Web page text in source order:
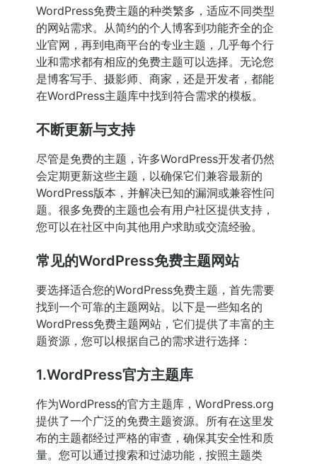
WordPress免费主题的种类繁多，适应不同类型
的网站需求。从简约的个人博客到功能齐全的企
业官网，再到电商平台的专业主题，几乎每个行
业和需求都有相应的免费主题可以选择。无论您
是博客写手、摄影师、商家，还是开发者，都能
在WordPress主题库中找到符合需求的模板。
不断更新与支持
尽管是免费的主题，许多WordPress开发者仍然
会定期更新这些主题，以确保它们兼容最新的
WordPress版本，并解决已知的漏洞或兼容性问
题。很多免费的主题也会有用户社区提供支持，
您可以在社区中向其他用户求助或交流经验。
常见的WordPress免费主题网站
要选择适合您的WordPress免费主题，首先需要
找到一个可靠的主题网站。以下是一些知名的
WordPress免费主题网站，它们提供了丰富的主
题资源，您可以根据自己的需求进行选择：
1.WordPress官方主题库
作为WordPress的官方主题库，WordPress.org
提供了一个广泛的免费主题资源。所有在这里发
布的主题都经过严格的审查，确保其安全性和质
量。您可以通过搜索和过滤功能，按照主题类